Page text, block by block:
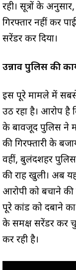
रही। सूत्रों के
गिरफ्तार नहीं कर
सरेंडर कर दिया।
उन्नाव पुलिस की
इस पूरे मामले में
उठ रहा है। आरोप है
के बावजूद पुलिस ने
की गिरफ्तारी के
वहीं, बुलंदशहर
की राह खुली। अब यह
आरोपी को बचाने
पूरे कांड को दबाने का
के समक्ष सरेंडर कर
कर रही है।